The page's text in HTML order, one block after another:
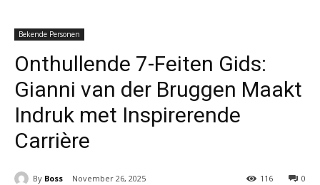
Bekende Personen
Onthullende 7-Feiten Gids:
Gianni van der Bruggen Maakt
Indruk met Inspirerende
Carrière
By Boss November 26, 2025 0
116